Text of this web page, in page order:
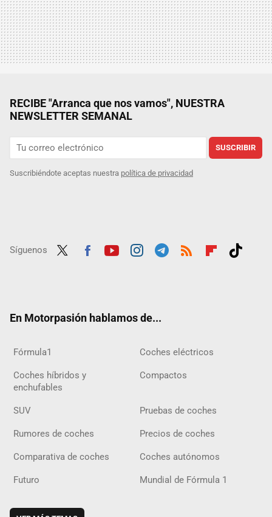
RECIBE "Arranca que nos vamos", NUESTRA
NEWSLETTER SEMANAL
SUSCRIBIR
Suscribiéndote aceptas nuestra política de privacidad
Síguenos
En Motorpasión hablamos de...
Fórmula1 Coches eléctricos
Coches híbridos y
enchufables
Compactos
SUV Pruebas de coches
Rumores de coches Precios de coches
Comparativa de coches Coches autónomos
Futuro Mundial de Fórmula 1